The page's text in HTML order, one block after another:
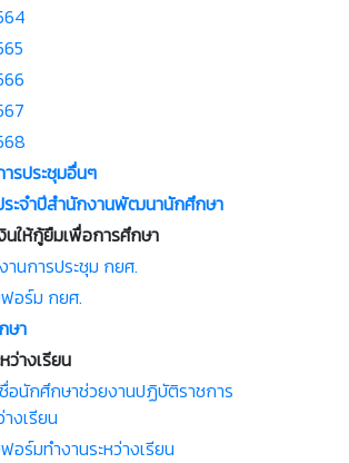
รประชุมอื่นๆ
ระจำปีสำนักงานพัฒนานักศึกษา
นให้กู้ยืมเพื่อการศึกษา
านการประชุม กยศ.
อร์ม กยศ.
ษา
ว่างเรียน
อนักศึกษาช่วยงานปฏิบัติราชการ
างเรียน
อร์มทำงานระหว่างเรียน